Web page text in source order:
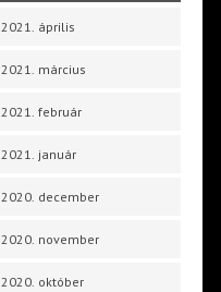
2021. április
2021. március
2021. február
2021. január
2020. december
2020. november
2020. október